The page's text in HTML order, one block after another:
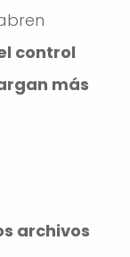
control
más
archivos